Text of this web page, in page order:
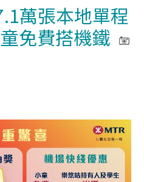
萬張本地單程
免費搭機鐵